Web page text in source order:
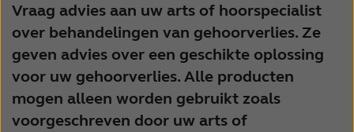
Vraag advies aan uw arts of hoorspecialist
over behandelingen van gehoorverlies. Ze
geven advies over een geschikte oplossing
voor uw gehoorverlies. Alle producten
mogen alleen worden gebruikt zoals
voorgeschreven door uw arts of